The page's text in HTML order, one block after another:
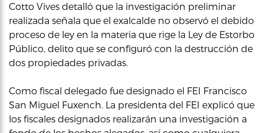
Cotto Vives detalló que la investigación preliminar
realizada señala que el exalcalde no observó el debido
proceso de ley en la materia que rige la Ley de Estorbo
Público, delito que se configuró con la destrucción de
dos propiedades privadas.
Como fiscal delegado fue designado el FEI Francisco
San Miguel Fuxench. La presidenta del FEI explicó que
los fiscales designados realizarán una investigación a